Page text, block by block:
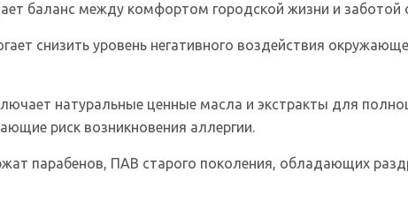
баланс между комфортом городской жизни и заботой
снизить уровень негативного воздействия
натуральные ценные масла и экстракты для
риск возникновения аллергии.
парабенов, ПАВ старого поколения, обладающих